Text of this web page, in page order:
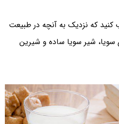
کنید که نزدیک به آنچه در طبیعت
شیر سویا ساده و شیرین